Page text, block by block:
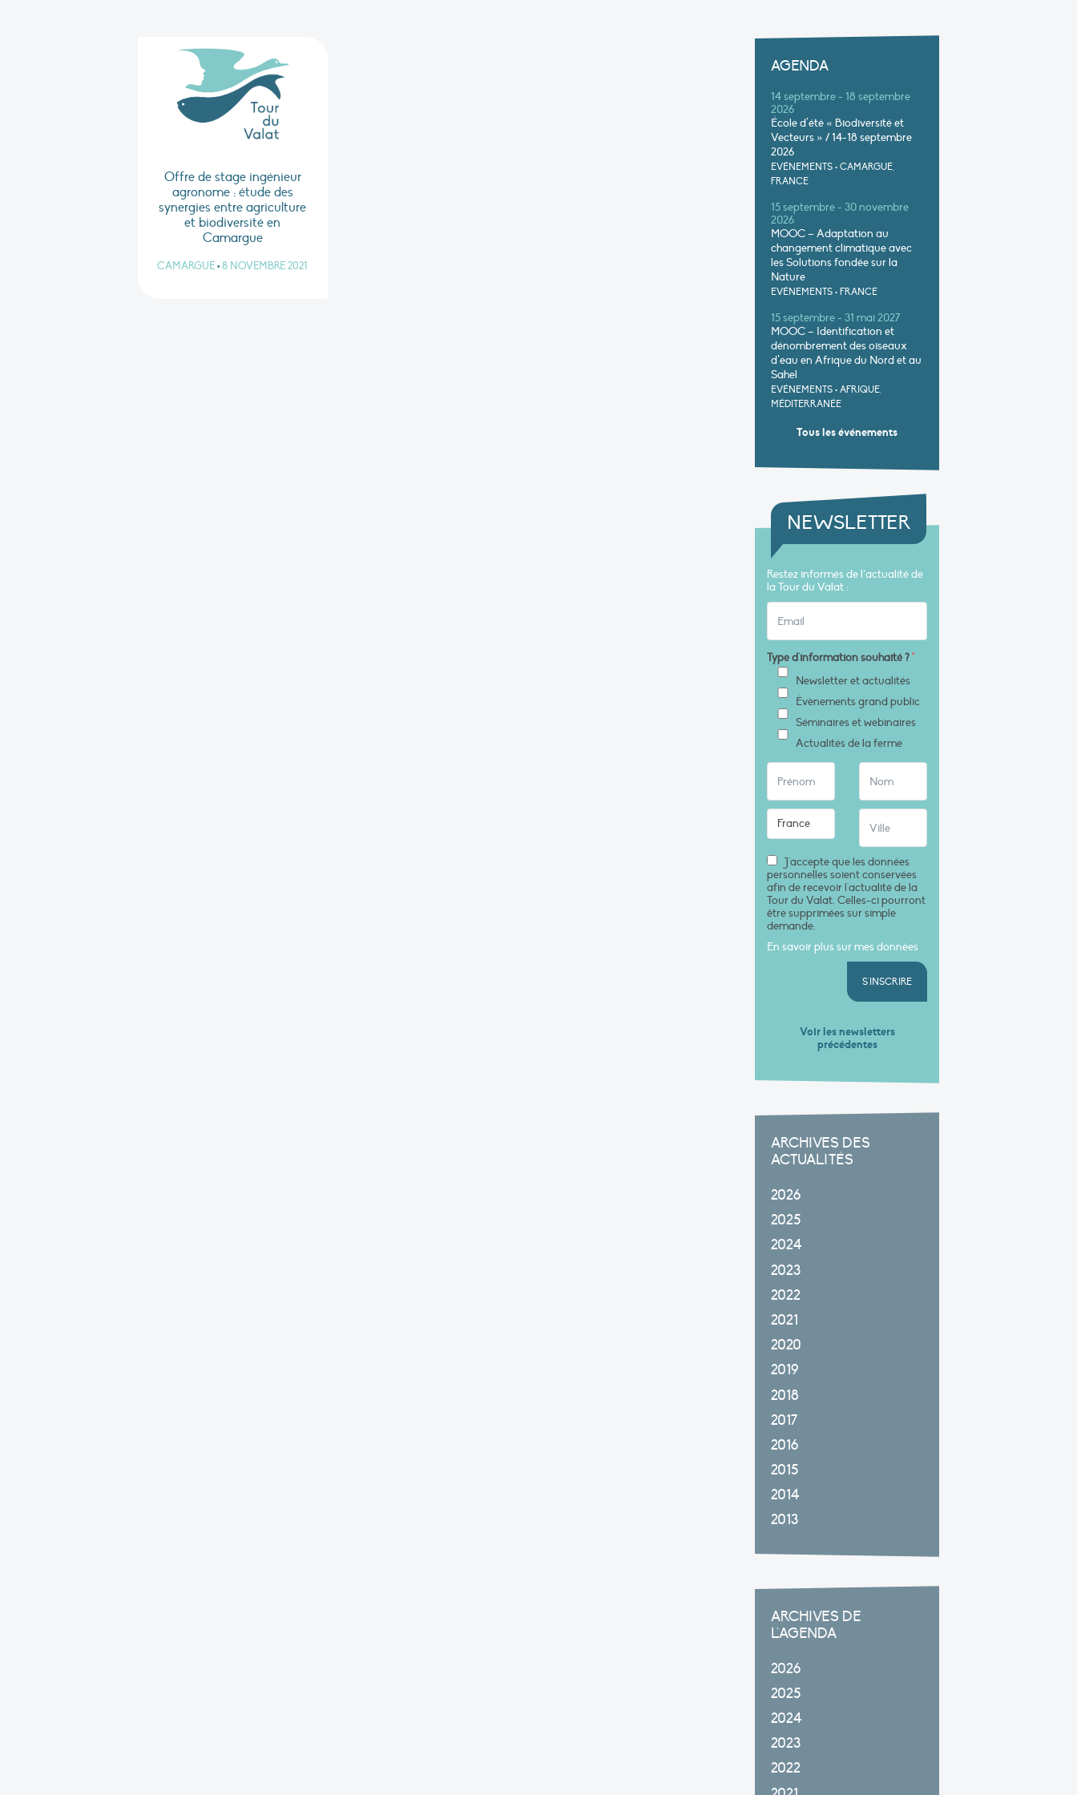
Offre de stage ingénieur
agronome : étude des
synergies entre agriculture
et biodiversité en
Camargue
CAMARGUE • 8 NOVEMBRE 2021
AGENDA
14 septembre - 18 septembre
2026
École d’été « Biodiversité et
Vecteurs » / 14-18 septembre
2026
EVÉNEMENTS • CAMARGUE,
FRANCE
15 septembre - 30 novembre
2026
MOOC – Adaptation au
changement climatique avec
les Solutions fondée sur la
Nature
EVÉNEMENTS • FRANCE
15 septembre - 31 mai 2027
MOOC – Identification et
dénombrement des oiseaux
d’eau en Afrique du Nord et au
Sahel
EVÉNEMENTS • AFRIQUE,
MÉDITERRANÉE
Tous les événements
NEWSLETTER
Restez informés de l’actualité de
la Tour du Valat :
Type d'information souhaité ?*
Newsletter et actualités
Évènements grand public
Séminaires et webinaires
Actualités de la ferme
J'accepte que les données
personnelles soient conservées
afin de recevoir l'actualité de la
Tour du Valat. Celles-ci pourront
être supprimées sur simple
demande.
En savoir plus sur mes données
S'INSCRIRE
Voir les newsletters
précédentes
ARCHIVES DES
ACTUALITÉS
2026
2025
2024
2023
2022
2021
2020
2019
2018
2017
2016
2015
2014
2013
ARCHIVES DE
L'AGENDA
2026
2025
2024
2023
2022